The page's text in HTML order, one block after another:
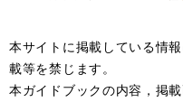
本サイトに掲載している情
載等を禁じます。
本ガイドブックの内容，掲